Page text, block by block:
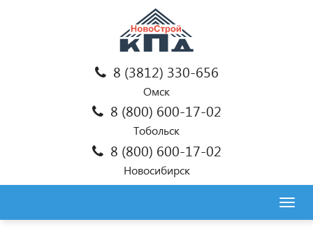
8 (3812) 330-656
Омск
8 (800) 600-17-02
Тобольск
8 (800) 600-17-02
Новосибирск